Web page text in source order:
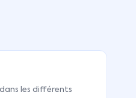
les différents